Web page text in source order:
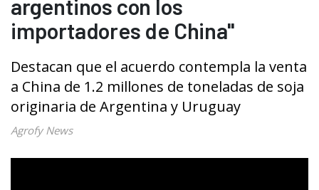
argentinos con los
importadores de China"
Destacan que el acuerdo contempla la venta
a China de 1.2 millones de toneladas de soja
originaria de Argentina y Uruguay
Agrofy News